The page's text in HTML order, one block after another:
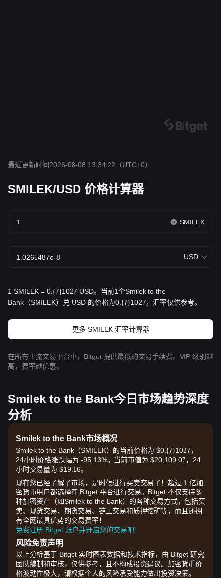
最近更新时间2026-08-08 13:34:22 （UTC+0）
SMILEK/USD 价格计算器
SMILEK
USD
1 SMILEK = 0.{7}1027 USD。当前1个Smilek to the
Bank（SMILEK）兑 USD 的价格为0.{7}1027。汇率仅供参考。
更多 SMILEK 汇率计算器
在所有主流交易平台中，Bitget 提供最低的交易手续费。VIP 级别越
高，费率越优惠。
Smilek to the Bank今日市场趋势深度
分析
Smilek to the Bank市场概况
Smilek to the Bank（SMILEK）的当前价格为 $0.{7}1027，
24小时价格涨跌幅为 -95.13%。当前市值为 $20,109.07，24
小时交易量为 $19.16。
现在您已经了解了市场，是时候进行买卖交易了！超过 1 亿加
密货币用户都选择在 Bitget 平台进行交易。Bitget 不仅支持多
种加密资产（如Smilek to the Bank）的各种交易方式，包括买
卖、现货交易、期货交易、链上交易和质押挖矿等，而且还拥
有全网最具优势的交易费率！
免费注册 Bitget 账户并开启您的交易吧！
风险免责声明
以上分析基于 Bitget 实时图表数据和技术指标，由 Bitget 研究
团队编制和审核，仅供参考，且不构成投资建议。加密货币价
格波动性极大，请根据个人的风险承受能力做出投资决策。